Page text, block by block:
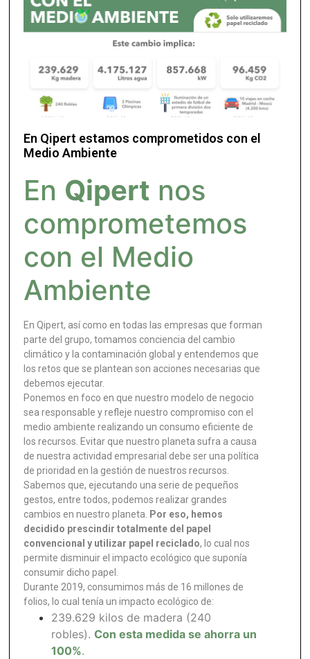
En Qipert estamos comprometidos con el
Medio Ambiente
En Qipert nos
comprometemos
con el Medio
Ambiente
En Qipert, así como en todas las empresas que forman
parte del grupo, tomamos conciencia del cambio
climático y la contaminación global y entendemos que
los retos que se plantean son acciones necesarias que
debemos ejecutar.
Ponemos en foco en que nuestro modelo de negocio
sea responsable y refleje nuestro compromiso con el
medio ambiente realizando un consumo eficiente de
los recursos. Evitar que nuestro planeta sufra a causa
de nuestra actividad empresarial debe ser una política
de prioridad en la gestión de nuestros recursos.
Sabemos que, ejecutando una serie de pequeños
gestos, entre todos, podemos realizar grandes
cambios en nuestro planeta. Por eso, hemos
decidido prescindir totalmente del papel
convencional y utilizar papel reciclado, lo cual nos
permite disminuir el impacto ecológico que suponía
consumir dicho papel.
Durante 2019, consumimos más de 16 millones de
folios, lo cual tenía un impacto ecológico de:
239.629 kilos de madera (240
robles). Con esta medida se ahorra un
100%.